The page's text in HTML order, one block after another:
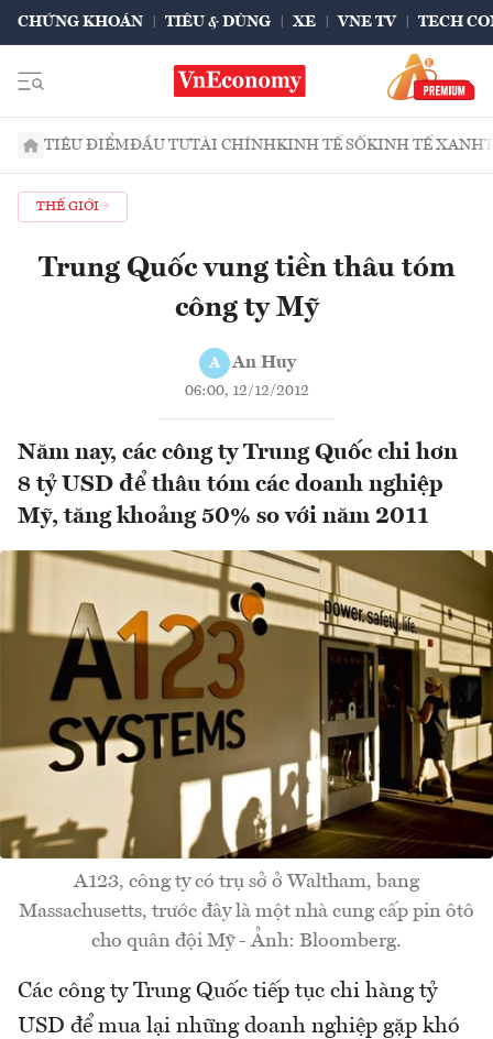
CHỨNG KHOÁN TIÊU & DÙNG XE VNE TV TECH
TIÊU ĐIỂMĐẦU TƯTÀI CHÍNHKINH TẾ SỐKINH TẾ XANH
THẾ GIỚI
Trung Quốc vung tiền thâu tóm
công ty Mỹ
A An Huy
06:00, 12/12/2012
Năm nay, các công ty Trung Quốc chi hơn
8 tỷ USD để thâu tóm các doanh nghiệp
Mỹ, tăng khoảng 50% so với năm 2011
A123, công ty có trụ sở ở Waltham, bang
Massachusetts, trước đây là một nhà cung cấp pin ôtô
cho quân đội Mỹ - Ảnh: Bloomberg.
Các công ty Trung Quốc tiếp tục chi hàng tỷ
USD để mua lại những doanh nghiệp gặp khó